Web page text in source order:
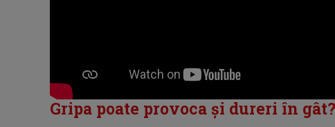
Gripa poate provoca și dureri în gât?